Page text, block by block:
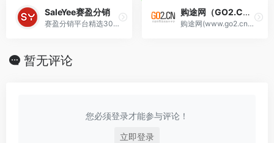
SaleYee赛盈分销
赛盈分销平台精选30000+海外仓现货SKU，免费入驻，支持欧美等海外仓外贸货源一件代发，无缝对接Amazon、Walmart、eBay、Wish、Shopify等平台，实现跨境电商无门槛分销
购途网（GO2.CN）
购途网(www.go2.cn)汇优质女鞋货源，聚实力女鞋大厂，享海量商机流量，为广大女鞋厂家、卖家提供高质量的贸易信息服务！
暂无评论
您必须登录才能参与评论！
立即登录